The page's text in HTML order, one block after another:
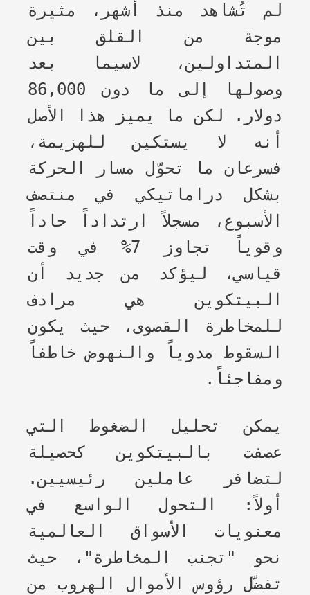
لم تُشاهد منذ أشهر، مثيرة
موجة من القلق بين
المتداولين، لاسيما بعد
وصولها إلى ما دون 86,000
دولار. لكن ما يميز هذا الأصل
أنه لا يستكين للهزيمة،
فسرعان ما تحوّل مسار الحركة
بشكل دراماتيكي في منتصف
الأسبوع، مسجلاً ارتداداً حاداً
وقوياً تجاوز 7% في وقت
قياسي، ليؤكد من جديد أن
البيتكوين هي مرادف
للمخاطرة القصوى، حيث يكون
السقوط مدوياً والنهوض خاطفاً
ومفاجئاً.
يمكن تحليل الضغوط التي
عصفت بالبيتكوين كحصيلة
لتضافر عاملين رئيسيين.
أولاً: التحول الواسع في
معنويات الأسواق العالمية
نحو "تجنب المخاطرة"، حيث
تفضّل رؤوس الأموال الهروب من